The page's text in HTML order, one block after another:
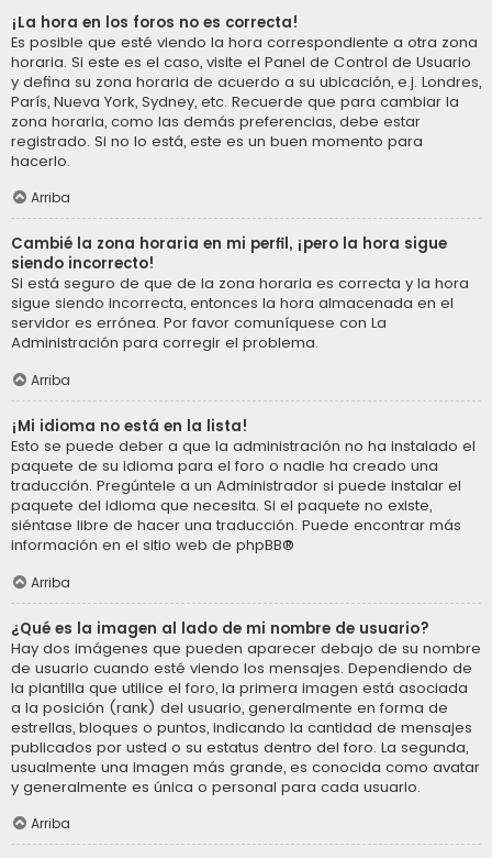
¡La hora en los foros no es correcta!
Es posible que esté viendo la hora correspondiente a otra zona
horaria. Si este es el caso, visite el Panel de Control de Usuario
y defina su zona horaria de acuerdo a su ubicación, e.j. Londres,
París, Nueva York, Sydney, etc. Recuerde que para cambiar la
zona horaria, como las demás preferencias, debe estar
registrado. Si no lo está, este es un buen momento para
hacerlo.
Arriba
Cambié la zona horaria en mi perfil, ¡pero la hora sigue
siendo incorrecto!
Si está seguro de que de la zona horaria es correcta y la hora
sigue siendo incorrecta, entonces la hora almacenada en el
servidor es errónea. Por favor comuníquese con La
Administración para corregir el problema.
Arriba
¡Mi idioma no está en la lista!
Esto se puede deber a que la administración no ha instalado el
paquete de su idioma para el foro o nadie ha creado una
traducción. Pregúntele a un Administrador si puede instalar el
paquete del idioma que necesita. Si el paquete no existe,
siéntase libre de hacer una traducción. Puede encontrar más
información en el sitio web de phpBB®
Arriba
¿Qué es la imagen al lado de mi nombre de usuario?
Hay dos imágenes que pueden aparecer debajo de su nombre
de usuario cuando esté viendo los mensajes. Dependiendo de
la plantilla que utilice el foro, la primera imagen está asociada
a la posición (rank) del usuario, generalmente en forma de
estrellas, bloques o puntos, indicando la cantidad de mensajes
publicados por usted o su estatus dentro del foro. La segunda,
usualmente una imagen más grande, es conocida como avatar
y generalmente es única o personal para cada usuario.
Arriba